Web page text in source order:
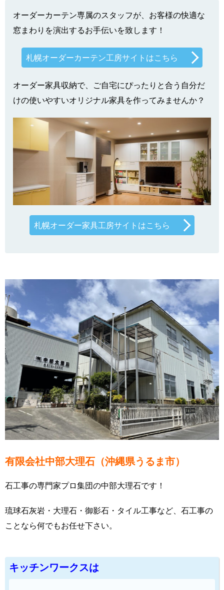
オーダーカーテン専属のスタッフが、お客様の快適な
窓まわりを演出するお手伝いを致します！
札幌オーダーカーテン工房サイトはこちら
オーダー家具収納で、ご自宅にぴったりと合う自分だ
けの使いやすいオリジナル家具を作ってみませんか？
札幌オーダー家具工房サイトはこちら
有限会社中部大理石（沖縄県うるま市）
石工事の専門家プロ集団の中部大理石です！
琉球石灰岩・大理石・御影石・タイル工事など、石工事の
ことなら何でもお任せ下さい。
キッチンワークスは